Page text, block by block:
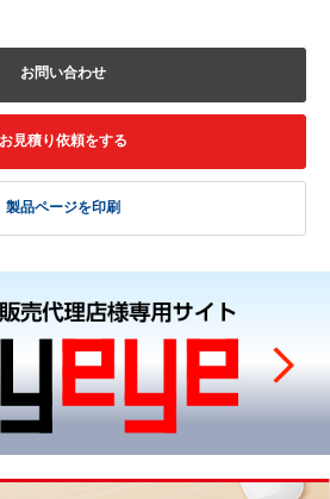
お問い合わせ
お見積り依頼をする
製品ページを印刷